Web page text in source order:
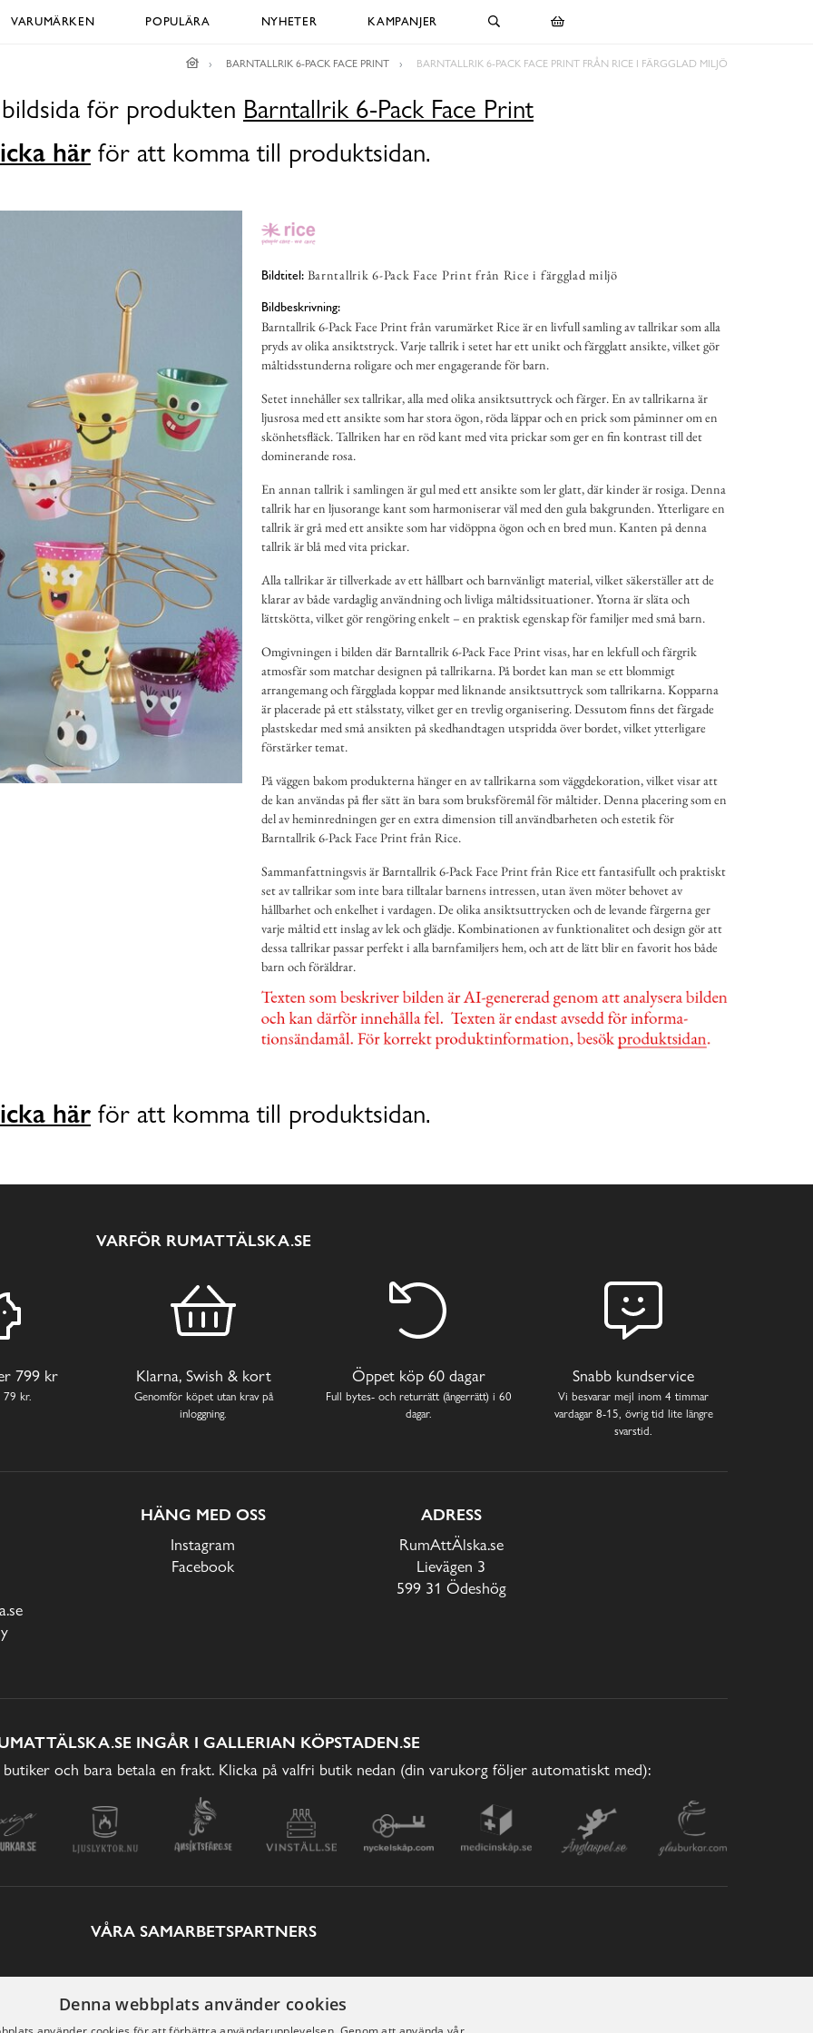
VARUMÄRKEN POPULÄRA NYHETER KAMPANJER
BARNTALLRIK 6-PACK FACE PRINT BARNTALLRIK 6-PACK FACE PRINT FRÅN RICE I FÄRGGLAD MILJÖ
för produkten Barntallrik 6-Pack Face Print
här för att komma till produktsidan.
Bildtitel: Barntallrik 6-Pack Face Print från Rice i färgglad miljö
Bildbeskrivning:
Barntallrik 6-Pack Face Print från varumärket Rice är en livfull samling av tallrikar som alla
pryds av olika ansiktstryck. Varje tallrik i setet har ett unikt och färgglatt ansikte, vilket gör
måltidsstunderna roligare och mer engagerande för barn.
Setet innehåller sex tallrikar, alla med olika ansiktsuttryck och färger. En av tallrikarna är
ljusrosa med ett ansikte som har stora ögon, röda läppar och en prick som påminner om en
skönhetsfläck. Tallriken har en röd kant med vita prickar som ger en fin kontrast till det
dominerande rosa.
En annan tallrik i samlingen är gul med ett ansikte som ler glatt, där kinder är rosiga. Denna
tallrik har en ljusorange kant som harmoniserar väl med den gula bakgrunden. Ytterligare en
tallrik är grå med ett ansikte som har vidöppna ögon och en bred mun. Kanten på denna
tallrik är blå med vita prickar.
Alla tallrikar är tillverkade av ett hållbart och barnvänligt material, vilket säkerställer att de
klarar av både vardaglig användning och livliga måltidssituationer. Ytorna är släta och
lättskötta, vilket gör rengöring enkelt – en praktisk egenskap för familjer med små barn.
Omgivningen i bilden där Barntallrik 6-Pack Face Print visas, har en lekfull och färgrik
atmosfär som matchar designen på tallrikarna. På bordet kan man se ett blommigt
arrangemang och färgglada koppar med liknande ansiktsuttryck som tallrikarna. Kopparna
är placerade på ett stålsstaty, vilket ger en trevlig organisering. Dessutom finns det färgade
plastskedar med små ansikten på skedhandtagen utspridda över bordet, vilket ytterligare
förstärker temat.
På väggen bakom produkterna hänger en av tallrikarna som väggdekoration, vilket visar att
de kan användas på fler sätt än bara som bruksföremål för måltider. Denna placering som en
del av heminredningen ger en extra dimension till användbarheten och estetik för
Barntallrik 6-Pack Face Print från Rice.
Sammanfattningsvis är Barntallrik 6-Pack Face Print från Rice ett fantasifullt och praktiskt
set av tallrikar som inte bara tilltalar barnens intressen, utan även möter behovet av
hållbarhet och enkelhet i vardagen. De olika ansiktsuttrycken och de levande färgerna ger
varje måltid ett inslag av lek och glädje. Kombinationen av funktionalitet och design gör att
dessa tallrikar passar perfekt i alla barnfamiljers hem, och att de lätt blir en favorit hos både
barn och föräldrar.
här för att komma till produktsidan.
VARFÖR RUMATTÄLSKA.SE
799 kr
79 kr.
Klarna, Swish & kort
Genomför köpet utan krav på
inloggning.
Öppet köp 60 dagar
Full bytes- och returrätt (ångerrätt) i 60
dagar.
Snabb kundservice
Vi besvarar mejl inom 4 timmar
vardagar 8-15, övrig tid lite längre
svarstid.
HÄNG MED OSS
Instagram
Facebook
ADRESS
RumAttÄlska.se
Lievägen 3
599 31 Ödeshög
INGÅR I GALLERIAN KÖPSTADEN.SE
och bara betala en frakt. Klicka på valfri butik nedan (din varukorg följer automatiskt med):
VÅRA SAMARBETSPARTNERS
Denna webbplats använder cookies